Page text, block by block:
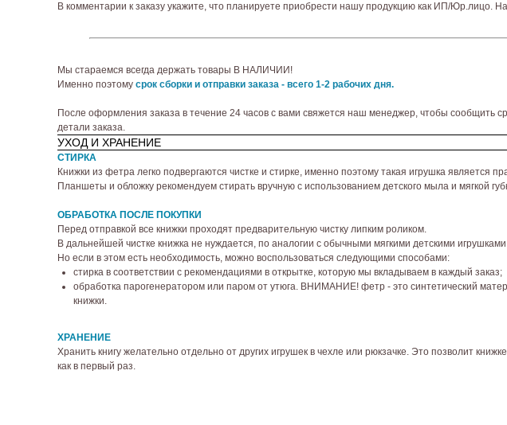
В комментарии к заказу укажите, что планируете приобрести нашу продукцию как ИП/
Мы стараемся всегда держать товары В НАЛИЧИИ!
Именно поэтому срок сборки и отправки заказа - всего 1-2 рабочих дня.
После оформления заказа в течение 24 часов с вами свяжется наш менеджер, чтобы сообщить
детали заказа.
УХОД И ХРАНЕНИЕ
СТИРКА
Книжки из фетра легко подвергаются чистке и стирке, именно поэтому такая игрушка
Планшеты и обложку рекомендуем стирать вручную с использованием детского мыла и мягкой
ОБРАБОТКА ПОСЛЕ ПОКУПКИ
Перед отправкой все книжки проходят предварительную чистку липким роликом.
В дальнейшей чистке книжка не нуждается, по аналогии с обычными мягкими детскими
Но если в этом есть необходимость, можно воспользоваться следующими способами:
стирка в соответствии с рекомендациями в открытке, которую мы вкладываем в каждый заказ;
обработка парогенератором или паром от утюга. ВНИМАНИЕ! фетр - это синтетический
книжки.
ХРАНЕНИЕ
Хранить книгу желательно отдельно от других игрушек в чехле или рюкзачке. Это позволит
как в первый раз.